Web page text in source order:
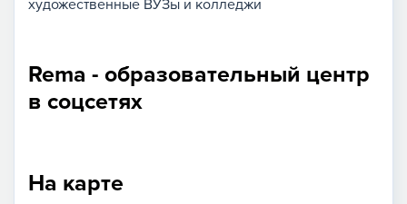
художественные ВУЗы и колледжи
Rema - образовательный центр
в соцсетях
На карте